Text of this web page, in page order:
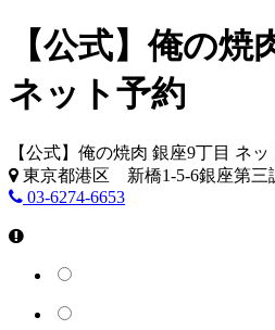
【公式】俺の焼
ネット予約
【公式】俺の焼肉 銀座9丁目 ネッ
東京都港区 新橋1-5-6銀座第三
03-6274-6653